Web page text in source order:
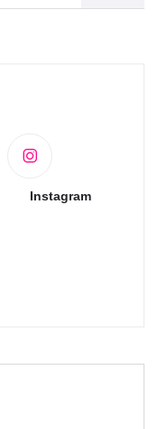
Instagram